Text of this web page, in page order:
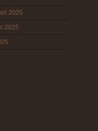
2025
2025